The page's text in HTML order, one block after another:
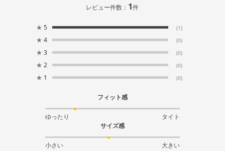
レビュー件数： 1件
★ 5 (1)
★ 4 (0)
★ 3 (0)
★ 2 (0)
★ 1 (0)
フィット感
ゆったり
タイト
サイズ感
小さい 大きい